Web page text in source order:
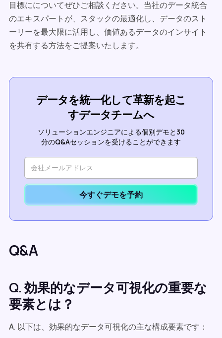
目標にについてぜひご相談ください。当社のデータ統合
のエキスパートが、スタックの最適化し、データのスト
ーリーを最大限に活用し、価値あるデータのインサイト
を共有する方法をご提案いたします。
データを統一化して革新を起こ
すデータチームへ
ソリューションエンジニアによる個別デモと30
分のQ&Aセッションを受けることができます
今すぐデモを予約
Q&A
Q. 効果的なデータ可視化の重要な
要素とは？
A. 以下は、効果的なデータ可視化の主な構成要素です：